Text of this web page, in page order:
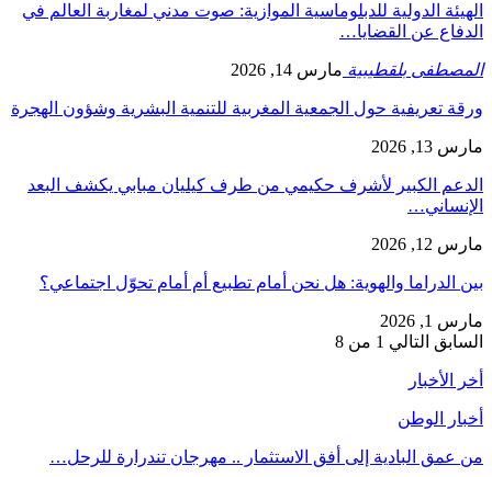
الهيئة الدولية للدبلوماسية الموازية: صوت مدني لمغاربة العالم في
الدفاع عن القضايا…
المصطفى بلقطيبية مارس 14, 2026
ورقة تعريفية حول الجمعية المغربية للتنمية البشرية وشؤون الهجرة
مارس 13, 2026
الدعم الكبير لأشرف حكيمي من طرف كيليان مبابي يكشف البعد
الإنساني…
مارس 12, 2026
بين الدراما والهوية: هل نحن أمام تطبيع أم أمام تحوّل اجتماعي؟
مارس 1, 2026
السابق التالي 1 من 8
أخر الأخبار
أخبار الوطن
من عمق البادية إلى أفق الاستثمار .. مهرجان تندرارة للرحل…